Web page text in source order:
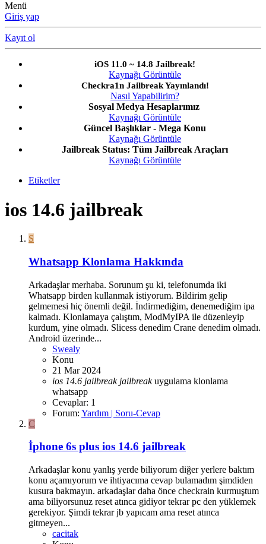
Menü
Giriş yap
Kayıt ol
iOS 11.0 ~ 14.8 Jailbreak!
Kaynağı Görüntüle
Checkra1n Jailbreak Yayınlandı!
Nasıl Yapabilirim?
Sosyal Medya Hesaplarımız
Kaynağı Görüntüle
Güncel Başlıklar - Mega Konu
Kaynağı Görüntüle
Jailbreak Status: Tüm Jailbreak Araçları
Kaynağı Görüntüle
Etiketler
ios 14.6 jailbreak
S
Whatsapp Klonlama Hakkında
Arkadaşlar merhaba. Sorunum şu ki, telefonumda iki
Whatsapp birden kullanmak istiyorum. Bildirim gelip
gelmemesi hiç önemli değil. İndirmediğim, denemediğim ipa
kalmadı. Klonlamaya çalıştım, ModMyIPA ile düzenleyip
kurdum, yine olmadı. Slicess denedim Crane denedim olmadı.
Android üzerinde...
Swealy
Konu
21 Mar 2024
ios 14.6 jailbreak jailbreak uygulama klonlama
whatsapp
Cevaplar: 1
Forum: Yardım | Soru-Cevap
C
İphone 6s plus ios 14.6 jailbreak
Arkadaşlar konu yanlış yerde biliyorum diğer yerlere baktım
konu açamıyorum ve ihtiyacıma cevap bulamadım şimdiden
kusura bakmayın. arkadaşlar daha önce checkrain kurmuştum
ama biliyorsunuz reset atınca gidiyor tekrar pc den yüklemek
gerekiyor. Şimdi tekrar jb yapıcam ama reset atınca
gitmeyen...
cacitak